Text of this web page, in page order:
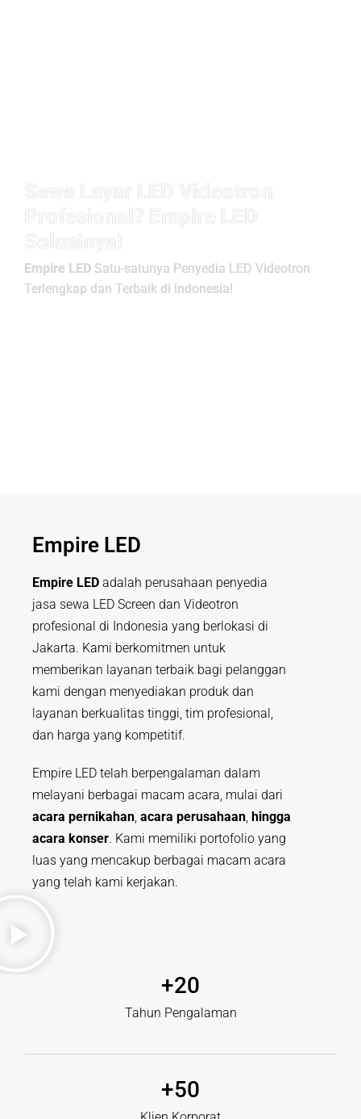
Sewa Layar LED Videotron
Profesional? Empire LED
Solusinya!
Empire LED Satu-satunya Penyedia LED Videotron
Terlengkap dan Terbaik di Indonesia!
Empire LED
Empire LED adalah perusahaan penyedia
jasa sewa LED Screen dan Videotron
profesional di Indonesia yang berlokasi di
Jakarta. Kami berkomitmen untuk
memberikan layanan terbaik bagi pelanggan
kami dengan menyediakan produk dan
layanan berkualitas tinggi, tim profesional,
dan harga yang kompetitif.
Empire LED telah berpengalaman dalam
melayani berbagai macam acara, mulai dari
acara pernikahan, acara perusahaan, hingga
acara konser. Kami memiliki portofolio yang
luas yang mencakup berbagai macam acara
yang telah kami kerjakan.
Tahun Pengalaman​
+20
+50